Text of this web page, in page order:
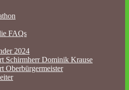
FAQs
2024
Schirmherr Dominik Krause
Oberbürgermeister